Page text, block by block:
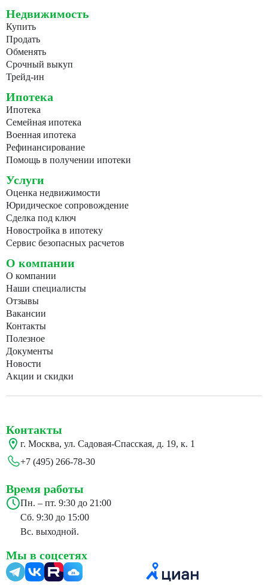
Недвижимость
Купить
Продать
Обменять
Срочный выкуп
Трейд-ин
Ипотека
Ипотека
Семейная ипотека
Военная ипотека
Рефинансирование
Помощь в получении ипотеки
Услуги
Оценка недвижимости
Юридическое сопровождение
Сделка под ключ
Новостройка в ипотеку
Сервис безопасных расчетов
О компании
О компании
Наши специалисты
Отзывы
Вакансии
Контакты
Полезное
Документы
Новости
Акции и скидки
Контакты
г. Москва, ул. Садовая-Спасская, д. 19, к. 1
+7 (495) 266-78-30
Время работы
Пн. – пт. 9:30 до 21:00
Сб. 9:30 до 15:00
Вс. выходной.
Мы в соцсетях
24